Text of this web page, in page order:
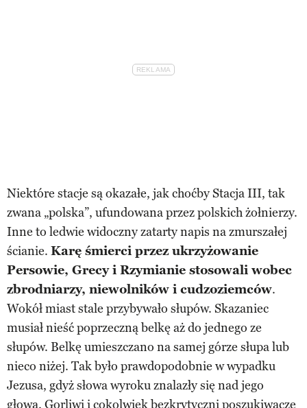
Niektóre stacje są okazałe, jak choćby Stacja III, tak
zwana „polska”, ufundowana przez polskich żołnierzy.
Inne to ledwie widoczny zatarty napis na zmurszałej
ścianie. Karę śmierci przez ukrzyżowanie
Persowie, Grecy i Rzymianie stosowali wobec
zbrodniarzy, niewolników i cudzoziemców.
Wokół miast stale przybywało słupów. Skazaniec
musiał nieść poprzeczną belkę aż do jednego ze
słupów. Belkę umieszczano na samej górze słupa lub
nieco niżej. Tak było prawdopodobnie w wypadku
Jezusa, gdyż słowa wyroku znalazły się nad jego
głową. Gorliwi i cokolwiek bezkrytyczni poszukiwacze